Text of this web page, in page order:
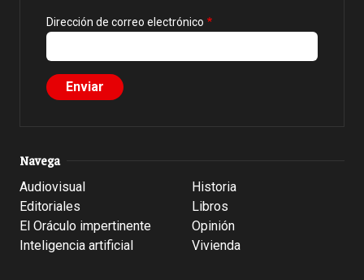
Dirección de correo electrónico
Navega
Audiovisual
Editoriales
El Oráculo impertinente
Inteligencia artificial
Historia
Libros
Opinión
Vivienda